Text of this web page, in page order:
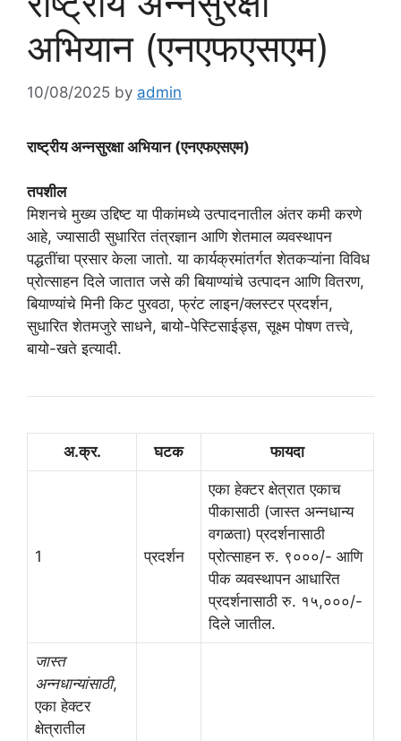
अभियान (एनएफएसएम)
10/08/2025 by admin
राष्ट्रीय अन्नसुरक्षा अभियान (एनएफएसएम)
तपशील
मिशनचे मुख्य उद्दिष्ट या पीकांमध्ये उत्पादनातील अंतर कमी करणे
आहे, ज्यासाठी सुधारित तंत्रज्ञान आणि शेतमाल व्यवस्थापन
पद्धतींचा प्रसार केला जातो. या कार्यक्रमांतर्गत शेतकऱ्यांना विविध
प्रोत्साहन दिले जातात जसे की बियाण्यांचे उत्पादन आणि वितरण,
बियाण्यांचे मिनी किट पुरवठा, फ्रंट लाइन/क्लस्टर प्रदर्शन,
सुधारित शेतमजुरे साधने, बायो-पेस्टिसाईड्स, सूक्ष्म पोषण तत्त्वे,
बायो-खते इत्यादी.
अ.क्र. घटक फायदा
1 प्रदर्शन
एका हेक्टर क्षेत्रात एकाच
पीकासाठी (जास्त अन्नधान्य
वगळता) प्रदर्शनासाठी
प्रोत्साहन रु. ९०००/- आणि
पीक व्यवस्थापन आधारित
प्रदर्शनासाठी रु. १५,०००/-
दिले जातील.
जास्त
अन्नधान्यांसाठी,
एका हेक्टर
क्षेत्रातील